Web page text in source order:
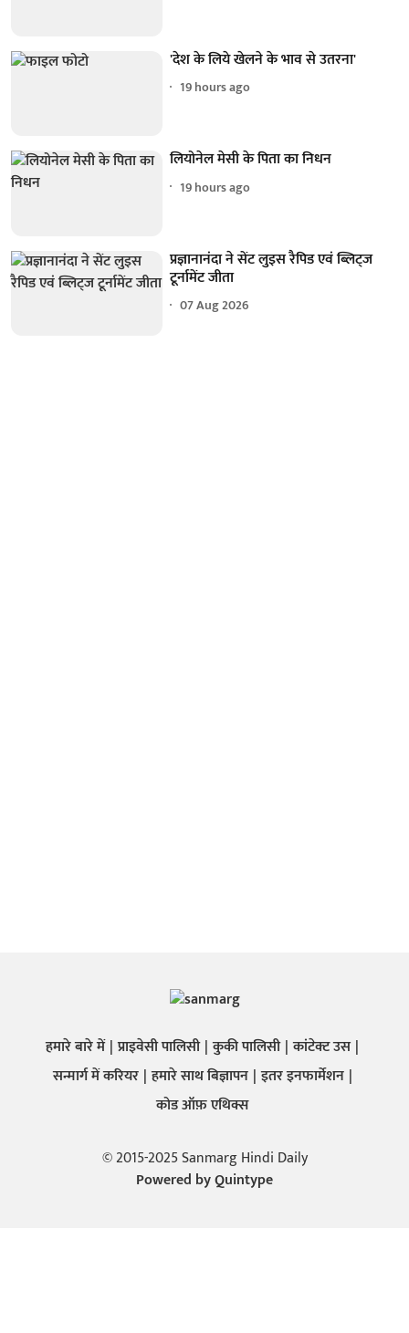
'देश के लिये खेलने के भाव से उतरना'
19 hours ago
लियोनेल मेसी के पिता का निधन
19 hours ago
प्रज्ञानानंदा ने सेंट लुइस रैपिड एवं ब्लिट्ज
टूर्नामेंट जीता
07 Aug 2026
हमारे बारे में प्राइवेसी पालिसी कुकी पालिसी कांटेक्ट उस
सन्मार्ग में करियर हमारे साथ बिज्ञापन इतर इनफार्मेशन
कोड ऑफ़ एथिक्स
© 2015-2025 Sanmarg Hindi Daily
Powered byQuintype